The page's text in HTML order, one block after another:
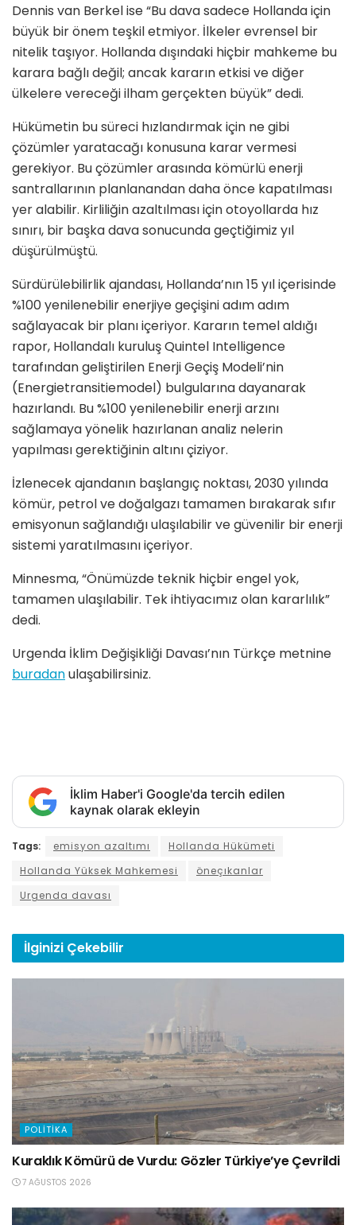
Dennis van Berkel ise “Bu dava sadece Hollanda için
büyük bir önem teşkil etmiyor. İlkeler evrensel bir
nitelik taşıyor. Hollanda dışındaki hiçbir mahkeme bu
karara bağlı değil; ancak kararın etkisi ve diğer
ülkelere vereceği ilham gerçekten büyük” dedi.
Hükümetin bu süreci hızlandırmak için ne gibi
çözümler yaratacağı konusuna karar vermesi
gerekiyor. Bu çözümler arasında kömürlü enerji
santrallarının planlanandan daha önce kapatılması
yer alabilir. Kirliliğin azaltılması için otoyollarda hız
sınırı, bir başka dava sonucunda geçtiğimiz yıl
düşürülmüştü.
Sürdürülebilirlik ajandası, Hollanda’nın 15 yıl içerisinde
%100 yenilenebilir enerjiye geçişini adım adım
sağlayacak bir planı içeriyor. Kararın temel aldığı
rapor, Hollandalı kuruluş Quintel Intelligence
tarafından geliştirilen Enerji Geçiş Modeli’nin
(Energietransitiemodel) bulgularına dayanarak
hazırlandı. Bu %100 yenilenebilir enerji arzını
sağlamaya yönelik hazırlanan analiz nelerin
yapılması gerektiğinin altını çiziyor.
İzlenecek ajandanın başlangıç noktası, 2030 yılında
kömür, petrol ve doğalgazı tamamen bırakarak sıfır
emisyonun sağlandığı ulaşılabilir ve güvenilir bir enerji
sistemi yaratılmasını içeriyor.
Minnesma, “Önümüzde teknik hiçbir engel yok,
tamamen ulaşılabilir. Tek ihtiyacımız olan kararlılık”
dedi.
Urgenda İklim Değişikliği Davası’nın Türkçe metnine
buradanulaşabilirsiniz.
İklim Haber'i Google'da tercih edilen
kaynak olarak ekleyin
Tags: emisyon azaltımı
Hollanda Hükümeti
Hollanda Yüksek Mahkemesi
öneçıkanlar
Urgenda davası
İlginizi Çekebilir
POLITIKA
Kuraklık Kömürü de Vurdu: Gözler Türkiye’ye Çevrildi
7 AĞUSTOS 2026